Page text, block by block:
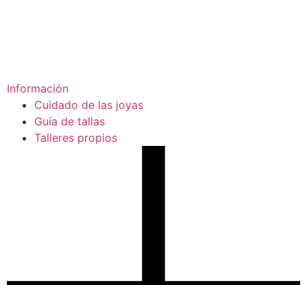
Información
Cuidado de las joyas
Guía de tallas
Talleres propios